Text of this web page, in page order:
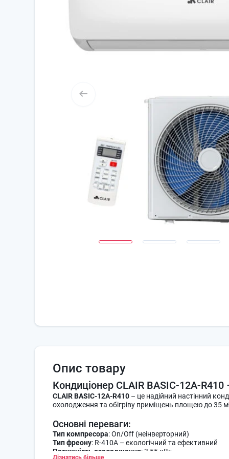
Опис товару
Кондиціонер CLAIR BASIC-12A-
CLAIR BASIC-12A-R410 – це надійний настінний
охолодження та обігріву приміщень площею до 35
Основні переваги:
Тип компресора: On/Off (неінверторний)
Тип фреону: R-410A – екологічний та ефективний
Потужність охолодження: 3,55 кВт
Дізнатись більше